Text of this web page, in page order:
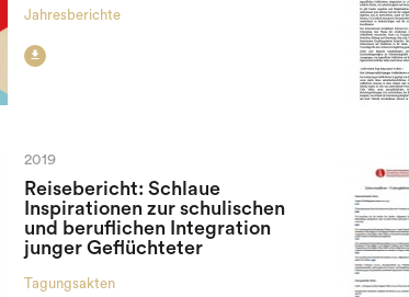
Jahresberichte

2019
Reisebericht: Schlaue
Inspirationen zur schulischen
und beruflichen Integration
junger Geflüchteter
Tagungsakten